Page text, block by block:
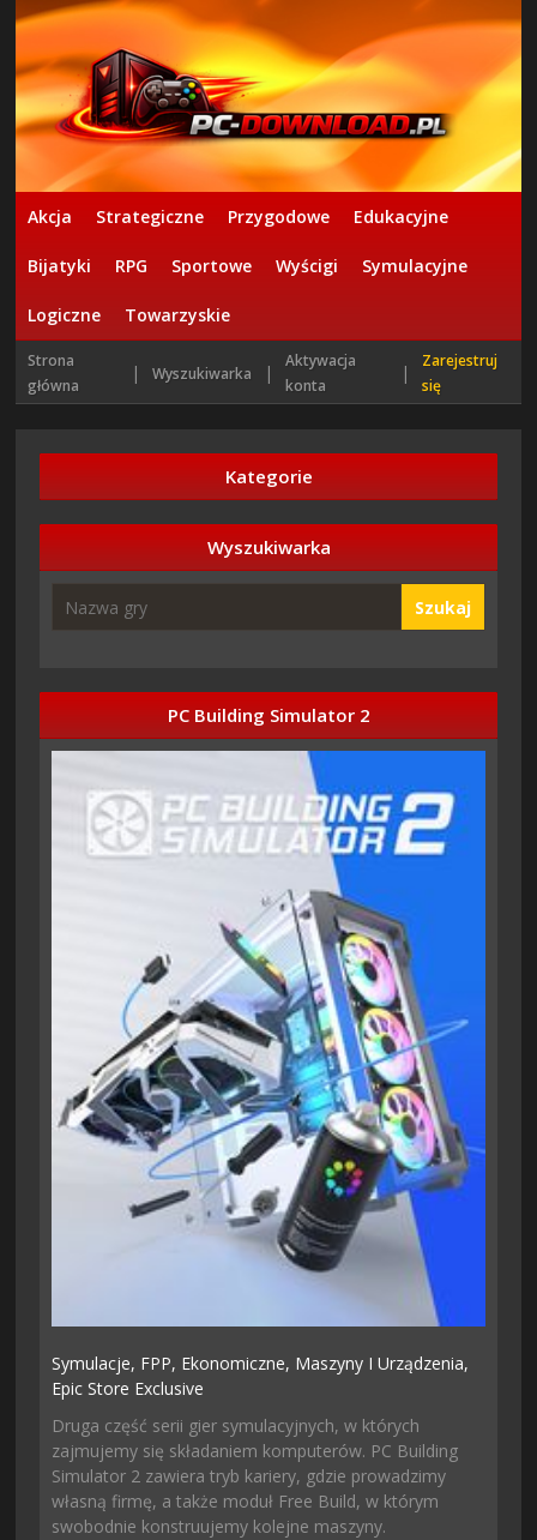
Akcja Strategiczne Przygodowe Edukacyjne
Bijatyki RPG Sportowe Wyścigi Symulacyjne
Logiczne Towarzyskie
Strona
główna
| Wyszukiwarka |
Aktywacja
konta
|
Zarejestruj
się
Kategorie
Wyszukiwarka
Szukaj
PC Building Simulator 2
Symulacje, FPP, Ekonomiczne, Maszyny I Urządzenia,
Epic Store Exclusive
Druga część serii gier symulacyjnych, w których
zajmujemy się składaniem komputerów. PC Building
Simulator 2 zawiera tryb kariery, gdzie prowadzimy
własną firmę, a także moduł Free Build, w którym
swobodnie konstruujemy kolejne maszyny.